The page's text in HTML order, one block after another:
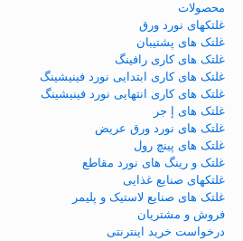
محصولات
غلتکهای نورد ورق
غلتک های پشتیبان
غلتک های کاری رافینگ
غلتک های کاری ابتدایی نورد فینیشینگ
غلتک های کاری انتهایی نورد فینیشینگ
غلتک های إ جر
غلتک های نورد ورق عریض
غلتک های پینچ رول
غلتک و رینگ های نورد مقاطع
غلتکهای صنایع غذایی
غلتک های صنایع لاستیک و پلیمر
فروش و مشتریان
درخواست خرید اینترنتی